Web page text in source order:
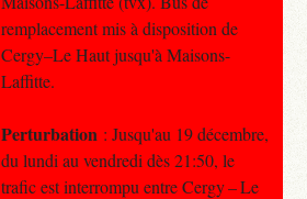
remplacement mis à disposition de
Cergy–Le Haut jusqu'à Maisons-
Laffitte.
Perturbation : Jusqu'au 19 décembre,
du lundi au vendredi dès 21:50, le
trafic est interrompu entre Cergy – Le